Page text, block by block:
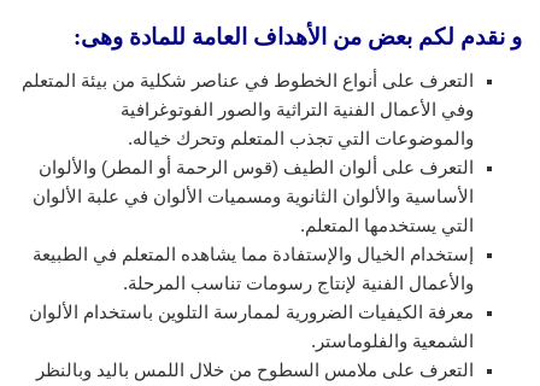
و نقدم لكم بعض من الأهداف العامة للمادة وهى:
التعرف على أنواع الخطوط في عناصر شكلية من بيئة المتعلم
وفي الأعمال الفنية التراثية والصور الفوتوغرافية
والموضوعات التي تجذب المتعلم وتحرك خياله.
التعرف على ألوان الطيف (قوس الرحمة أو المطر) والألوان
الأساسية والألوان الثانوية ومسميات الألوان في علبة الألوان
التي يستخدمها المتعلم.
إستخدام الخيال والإستفادة مما يشاهده المتعلم في الطبيعة
والأعمال الفنية لإنتاج رسومات تناسب المرحلة.
معرفة الكيفيات الضرورية لممارسة التلوين باستخدام الألوان
الشمعية والفلوماستر.
التعرف على ملامس السطوح من خلال اللمس باليد وبالنظر